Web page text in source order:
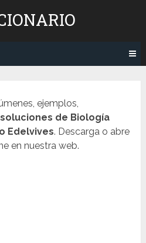
ejemplos,
soluciones de Biología
Edelvives. Descarga o abre
en nuestra web.